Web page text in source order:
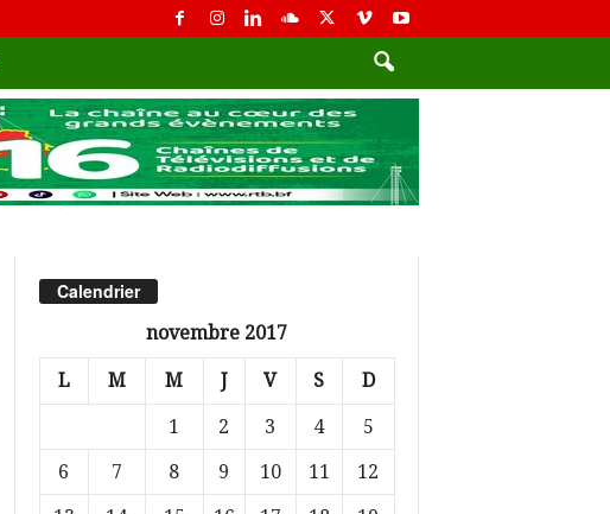
Calendrier
novembre 2017
L M M J V S D
1 2 3 4
5
6
7 8 9 10 11
12